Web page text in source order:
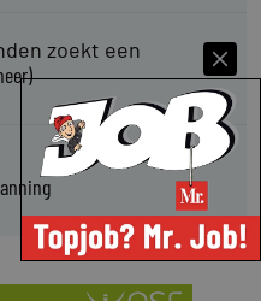
zoekt een